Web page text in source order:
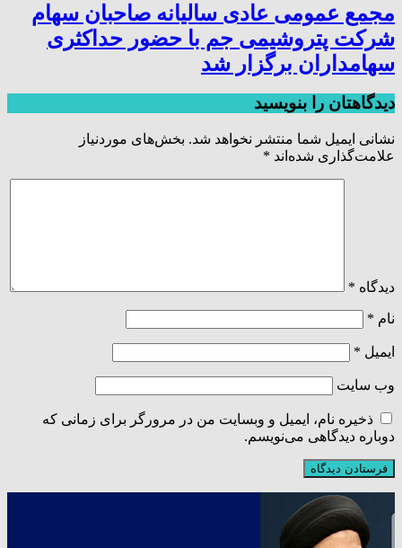
مجمع عمومی عادی سالیانه صاحبان سهام
شرکت پتروشیمی جم با حضور حداکثری
سهامداران برگزار شد
دیدگاهتان را بنویسید
نشانی ایمیل شما منتشر نخواهد شد. بخش‌های موردنیاز
علامت‌گذاری شده‌اند *
دیدگاه *
نام *
ایمیل *
وب‌ سایت
ذخیره نام، ایمیل و وبسایت من در مرورگر برای زمانی که
دوباره دیدگاهی می‌نویسم.